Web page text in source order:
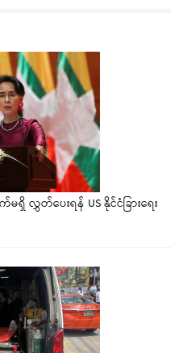
မရှိ လွှတ်ပေးရန် US နိုင်ငံခြားရေး